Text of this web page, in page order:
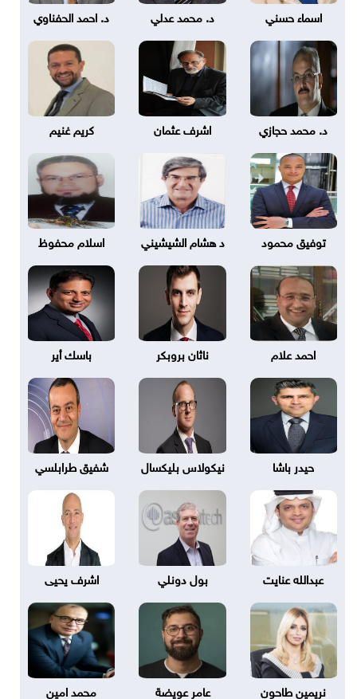
اسماء حسني د. محمد عدلي د. احمد الحفناوي
د. محمد حجازي اشرف عثمان كريم غنيم
توفيق محمود د هشام الشيشيني اسلام محفوظ
احمد علام ناثان بروبكر باسك أير
حيدر باشا نيكولاس بليكسال شفيق طرابلسي
عبدالله عنايت بول دونلي اشرف يحيى
نريمين طاحون عامر عويضة محمد امين